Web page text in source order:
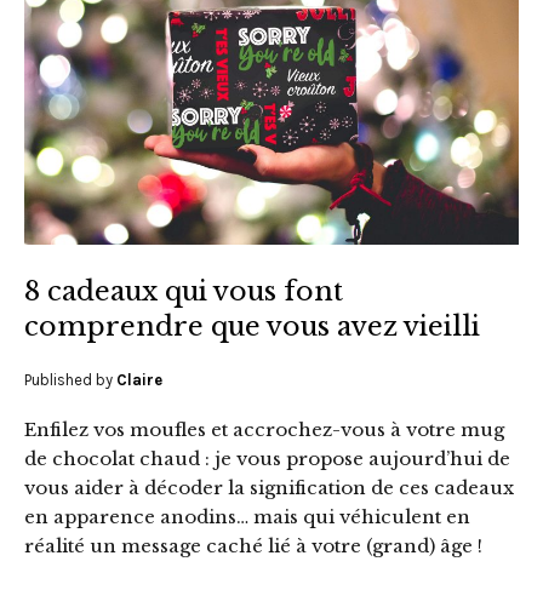
8 cadeaux qui vous font
comprendre que vous avez vieilli
Published by Claire
Enfilez vos moufles et accrochez-vous à votre mug
de chocolat chaud : je vous propose aujourd’hui de
vous aider à décoder la signification de ces cadeaux
en apparence anodins… mais qui véhiculent en
réalité un message caché lié à votre (grand) âge !